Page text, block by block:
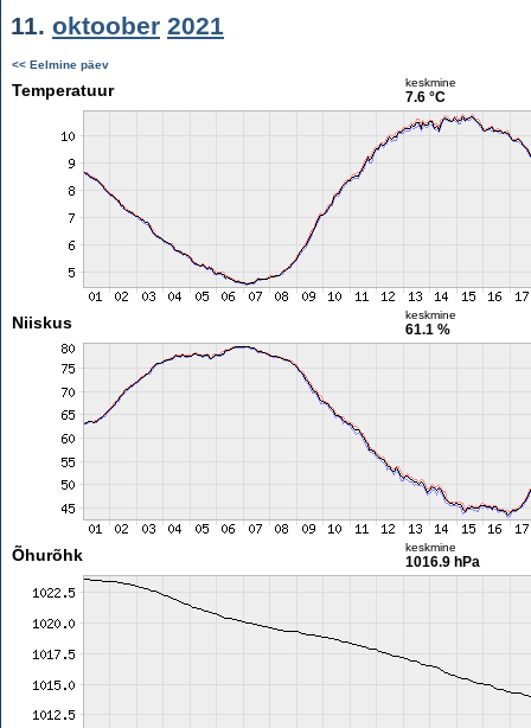
11. oktoober 2021
<< Eelmine päev
Temperatuur keskmine
7.6 °C
Niiskus keskmine
61.1 %
Õhurõhk keskmine
1016.9 hPa